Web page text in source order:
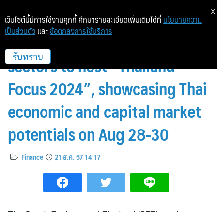
SET, government & private
sectors to host “Thailand
Focus 2024”, showcasing Thai
economic and capital market
potentials on Aug 28-30
Finance 21 ส.ค. 67 14:17
เว็บไซต์นี้มีการใช้งานคุกกี้ ศึกษารายละเอียดเพิ่มเติมได้ที่ นโยบายความ
เป็นส่วนตัว และ ข้อตกลงการใช้บริการ
รับทราบ
X